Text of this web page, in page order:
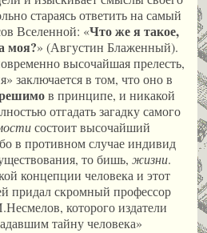
стараясь ответить на самый
Вселенной: «Что же я такое,
моя?» (Августин Блаженный).
высочайшая прелесть,
заключается в том, что оно в
в принципе, и никакой
отгадать загадку самого
состоит высочайший
в противном случае индивид
то бишь, жизни.
концепции человека и этот
придал скромный профессор
которого издатели
тайну человека»